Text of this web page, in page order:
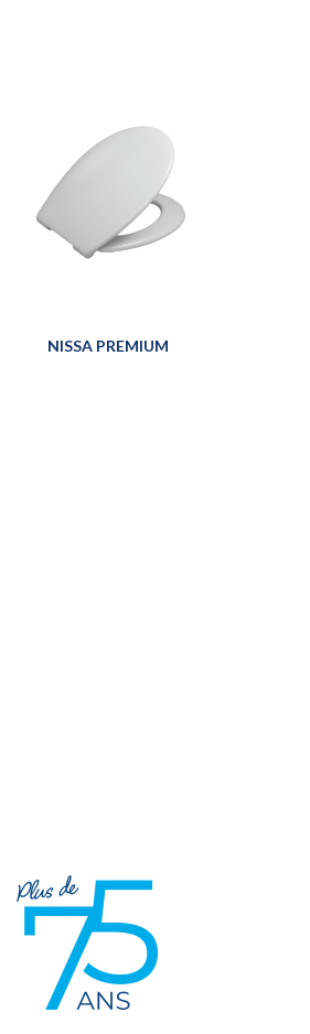
NISSA PREMIUM